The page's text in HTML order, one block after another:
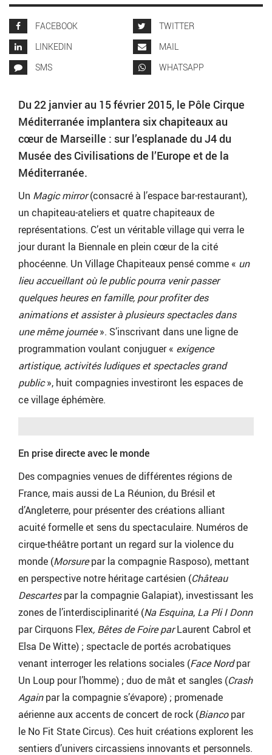
FACEBOOK
TWITTER
LINKEDIN
MAIL
SMS
WHATSAPP
Du 22 janvier au 15 février 2015, le Pôle Cirque
Méditerranée implantera six chapiteaux au
cœur de Marseille : sur l’esplanade du J4 du
Musée des Civilisations de l’Europe et de la
Méditerranée.
Un Magic mirror(consacré à l’espace bar-restaurant),
un chapiteau-ateliers et quatre chapiteaux de
représentations. C’est un véritable village qui verra le
jour durant la Biennale en plein cœur de la cité
phocéenne. Un Village Chapiteaux pensé comme « un
lieu accueillant où le public pourra venir passer
quelques heures en famille, pour profiter des
animations et assister à plusieurs spectacles dans
une même journée». S’inscrivant dans une ligne de
programmation voulant conjuguer « exigence
artistique, activités ludiques et spectacles grand
public», huit compagnies investiront les espaces de
ce village éphémère.
En prise directe avec le monde
Des compagnies venues de différentes régions de
France, mais aussi de La Réunion, du Brésil et
d’Angleterre, pour présenter des créations alliant
acuité formelle et sens du spectaculaire. Numéros de
cirque-théâtre portant un regard sur la violence du
monde (Morsurepar la compagnie Rasposo), mettant
en perspective notre héritage cartésien (Château
Descartespar la compagnie Galapiat), investissant les
zones de l’interdisciplinarité (Na Esquina, La Pli I Donn
par Cirquons Flex, Bêtes de Foire parLaurent Cabrol et
Elsa De Witte) ; spectacle de portés acrobatiques
venant interroger les relations sociales (Face Nordpar
Un Loup pour l’homme) ; duo de mât et sangles (Crash
Againpar la compagnie s’évapore) ; promenade
aérienne aux accents de concert de rock (Biancopar
le No Fit State Circus). Ces huit créations explorent les
sentiers d’univers circassiens innovants et personnels.